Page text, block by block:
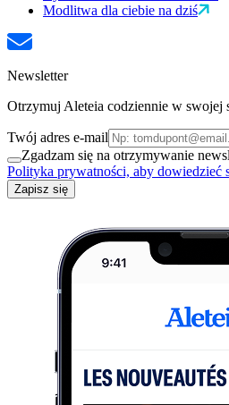
Modlitwa dla ciebie na dziś
Newsletter
Otrzymuj Aleteia codziennie w swojej
Twój adres e-mail
Zgadzam się na otrzymywanie
Polityka prywatności, aby dowiedzieć
Zapisz się